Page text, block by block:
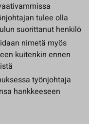
tulee olla
suorittanut henkilö
nimetä myös
kuitenkin ennen
työnjohtaja
hankkeeseen